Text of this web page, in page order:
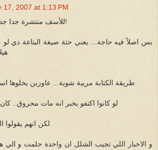
17, 2007 at 1:13 PM
للأسف منتشرة جدا جدا الحاجات دي!
بس اصلاً فيه حاجة... يعني حتة صيغة البتاعة دي
طريقة الكتابة مريبة شوية... عاوزين يخلوها
لو كانوا اكتفو بخبر انه مات محروق..
لكن انهم يقولوا
و الاخبار اللي تجيب الشلل ان واحدة حلمت و الي